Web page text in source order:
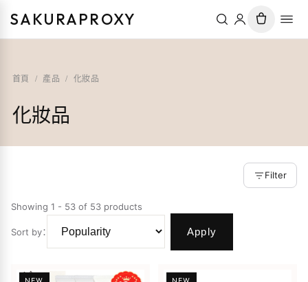
SAKURAPROXY
首頁 / 產品 / 化妝品
化妝品
Filter
Showing 1 - 53 of 53 products
Sort by： Apply